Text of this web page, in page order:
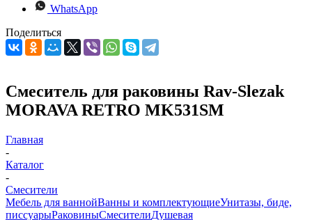
WhatsApp
Поделиться
Смеситель для раковины Rav-Slezak
MORAVA RETRO MK531SM
Главная
-
Каталог
-
Смесители
Мебель для ваннойВанны и комплектующиеУнитазы, биде,
писсуарыРаковиныСмесителиДушевая